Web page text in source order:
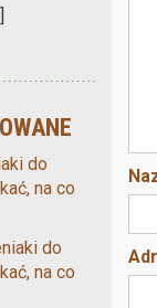
do
na co
do
na co